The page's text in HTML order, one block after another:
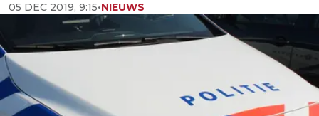
05 DEC 2019, 9:15•NIEUWS